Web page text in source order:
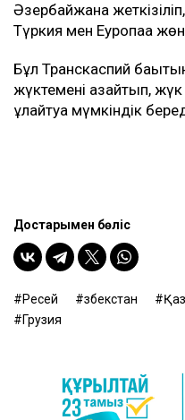
Әзербайжанға
Түркия мен Еуропаға
Бұл Транскаспий
жүктемені азайтып, жүк
ұлғайтуға мүмкіндік
Достарыңмен бөліс
Ресей Өзбекстан
Грузия